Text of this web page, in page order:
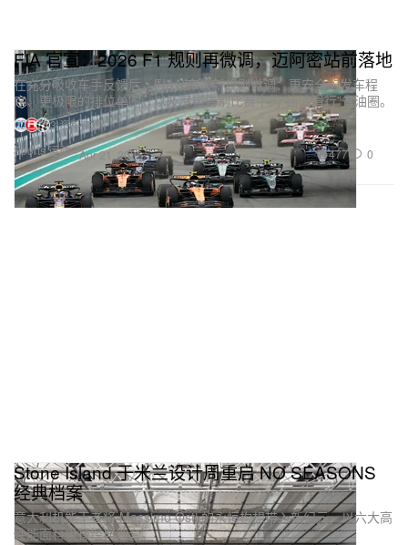
Sports 运动
FIA 官宣：2026 F1 规则再微调，迈阿密站前落地
在充分吸收车手反馈后，FIA公布最新规则微调：更安全的发车程
序、更极限的排位单圈，以及尽量告别比赛中的“抬油滑行”省油圈。
3 资料来源
Apr 21, 2026
477 0
Stone Island 于米兰设计周重启 NO SEASONS
经典档案
意大利机能王者将 Massimo Osti 的永恒构想带入新纪元，以六大高
性能面料重释经典外套。